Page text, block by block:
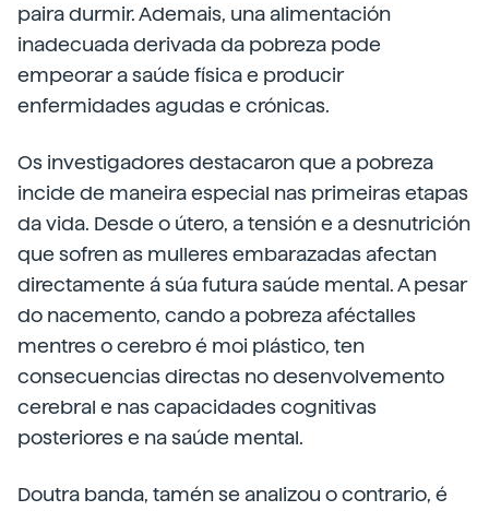
paira durmir. Ademais, una alimentación
inadecuada derivada da pobreza pode
empeorar a saúde física e producir
enfermidades agudas e crónicas.
Os investigadores destacaron que a pobreza
incide de maneira especial nas primeiras etapas
da vida. Desde o útero, a tensión e a desnutrición
que sofren as mulleres embarazadas afectan
directamente á súa futura saúde mental. A pesar
do nacemento, cando a pobreza aféctalles
mentres o cerebro é moi plástico, ten
consecuencias directas no desenvolvemento
cerebral e nas capacidades cognitivas
posteriores e na saúde mental.
Doutra banda, tamén se analizou o contrario, é